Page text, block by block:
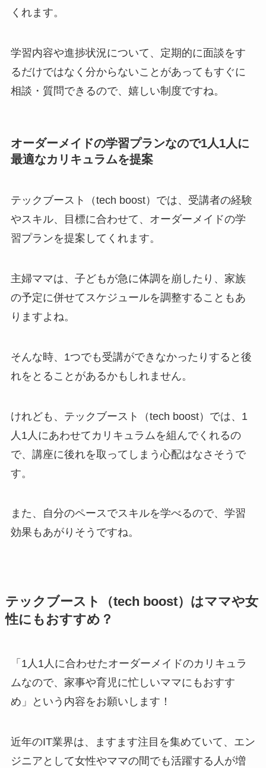
くれます。
学習内容や進捗状況について、定期的に面談をす
るだけではなく分からないことがあってもすぐに
相談・質問できるので、嬉しい制度ですね。
オーダーメイドの学習プランなので1人1人に
最適なカリキュラムを提案
テックブースト（tech boost）では、受講者の経験
やスキル、目標に合わせて、オーダーメイドの学
習プランを提案してくれます。
主婦ママは、子どもが急に体調を崩したり、家族
の予定に併せてスケジュールを調整することもあ
りますよね。
そんな時、1つでも受講ができなかったりすると後
れをとることがあるかもしれません。
けれども、テックブースト（tech boost）では、1
人1人にあわせてカリキュラムを組んでくれるの
で、講座に後れを取ってしまう心配はなさそうで
す。
また、自分のペースでスキルを学べるので、学習
効果もあがりそうですね。
テックブースト（tech boost）はママや女
性にもおすすめ？
「1人1人に合わせたオーダーメイドのカリキュラ
ムなので、家事や育児に忙しいママにもおすす
め」という内容をお願いします！
近年のIT業界は、ますます注目を集めていて、エン
ジニアとして女性やママの間でも活躍する人が増